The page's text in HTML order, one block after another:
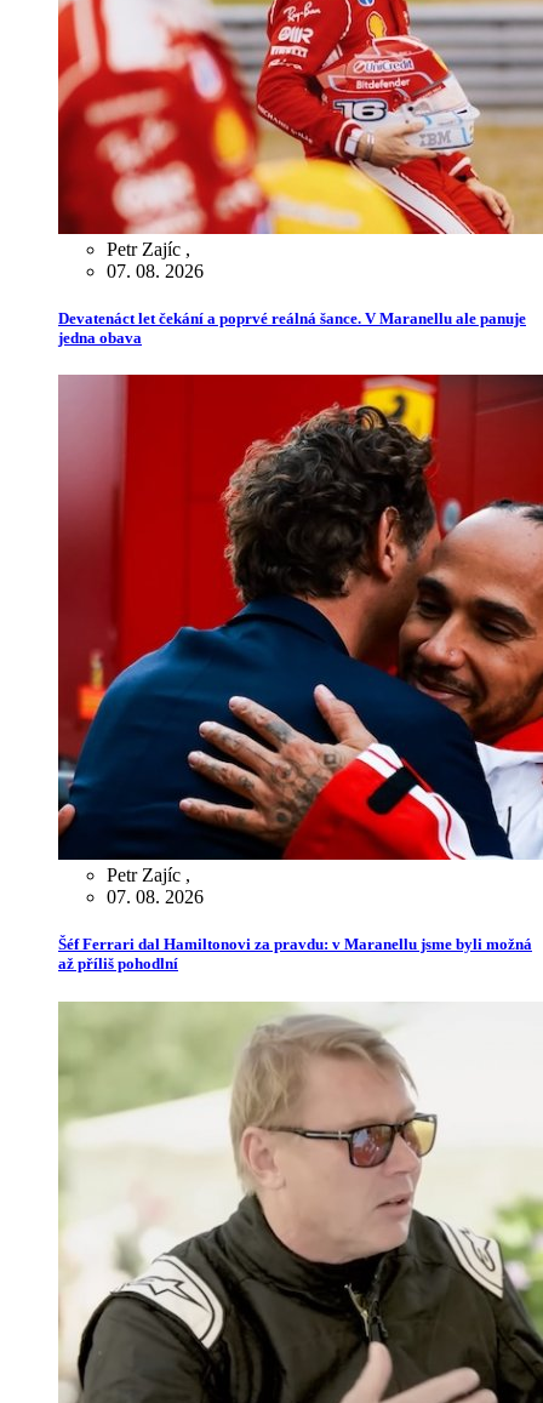
Petr Zajíc ,
07. 08. 2026
Devatenáct let čekání a poprvé reálná šance. V Maranellu ale panuje
jedna obava
Petr Zajíc ,
07. 08. 2026
Šéf Ferrari dal Hamiltonovi za pravdu: v Maranellu jsme byli možná
až příliš pohodlní